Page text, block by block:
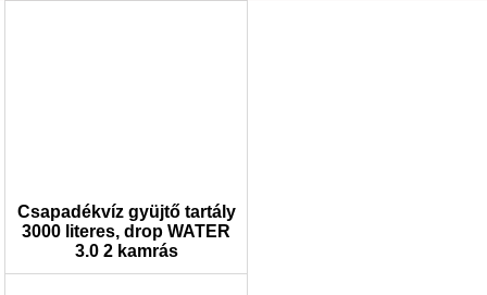
Csapadékvíz gyüjtő tartály
3000 literes, drop WATER
3.0 2 kamrás